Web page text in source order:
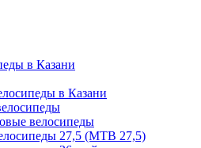
в Казани
в Казани
велосипеды
27,5 (MTB 27,5)